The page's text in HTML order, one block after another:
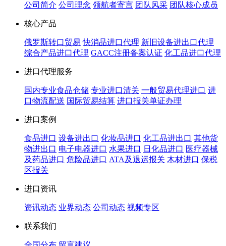
公司简介 公司理念 领航者寄言 团队风采 团队核心成员
核心产品
俄罗斯转口贸易 快消品进口代理 新旧设备进出口代理
综合产品进口代理 GACC注册备案认证 化工品进口代理
进口代理服务
国内专业食品仓储 专业进口清关 一般贸易代理进口 进
口物流配送 国际贸易结算 进口报关单证办理
进口案例
食品进口 设备进出口 化妆品进口 化工品进出口 其他货
物进出口 电子电器进口 水果进口 日化品进口 医疗器械
及药品进口 危险品进口 ATA及退运报关 木材进口 保税
区报关
进口资讯
资讯动态 业界动态 公司动态 视频专区
联系我们